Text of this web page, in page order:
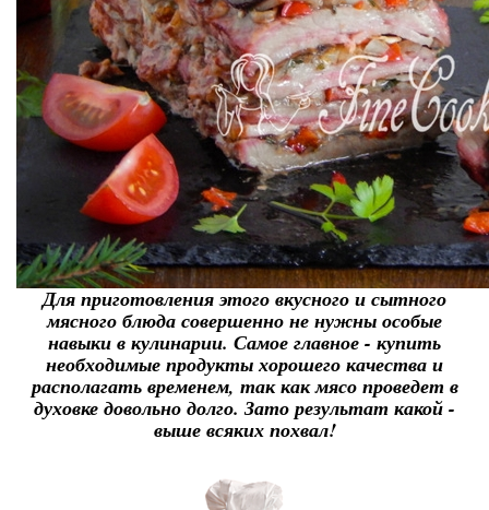
Для приготовления этого вкусного и сытного
мясного блюда совершенно не нужны особые
навыки в кулинарии. Самое главное - купить
необходимые продукты хорошего качества и
располагать временем, так как мясо проведет в
духовке довольно долго. Зато результат какой -
выше всяких похвал!